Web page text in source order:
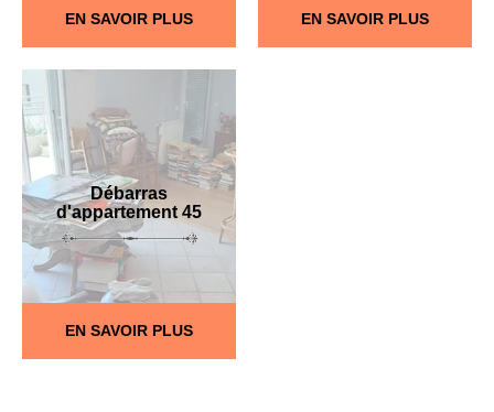
EN SAVOIR PLUS EN SAVOIR PLUS
Débarras
d'appartement 45
EN SAVOIR PLUS